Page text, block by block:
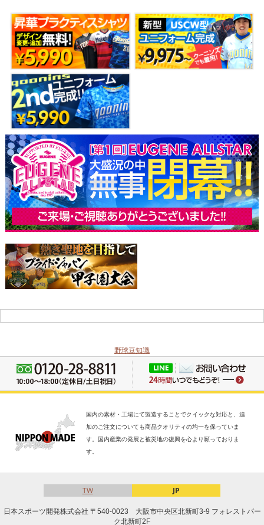
野球豆知識
国内の素材・工場にて製造することでクイックな対応と、追
加のご注文についても商品クオリティの均一を保っていま
す。国内産業の発展と被災地の復興を心より願っておりま
す。
TW JP
日本スポーツ開発株式会社 〒540-0023 大阪市中央区北新町3-9 フォレストパー
ク北新町2F